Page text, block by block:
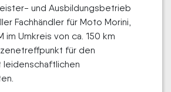
und Ausbildungsbetrieb
Fachhändler für Moto Morini,
im Umkreis von ca. 150 km
für den
leidenschaftlichen